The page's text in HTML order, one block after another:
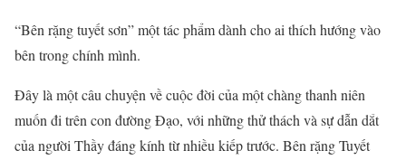
“Bên rặng tuyết sơn” một tác phẩm dành cho ai thích hướng vào
bên trong chính mình.
Đây là một câu chuyện về cuộc đời của một chàng thanh niên
muốn đi trên con đường Đạo, với những thử thách và sự dẫn dắt
của người Thầy đáng kính từ nhiều kiếp trước. Bên rặng Tuyết